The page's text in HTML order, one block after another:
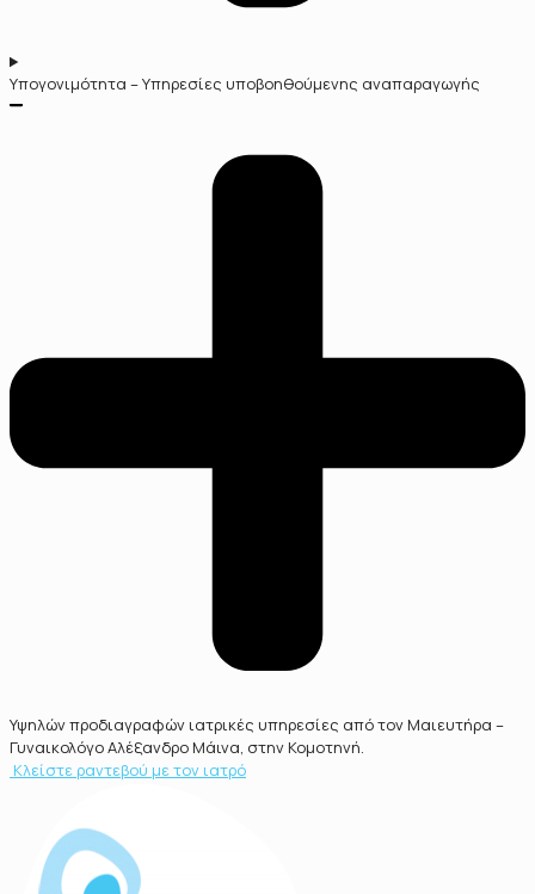
Υπογονιμότητα – Υπηρεσίες υποβοηθούμενης αναπαραγωγής
Υψηλών προδιαγραφών ιατρικές υπηρεσίες από τον Μαιευτήρα –
Γυναικολόγο Αλέξανδρο Μάινα, στην Κομοτηνή.
Κλείστε ραντεβού με τον ιατρό